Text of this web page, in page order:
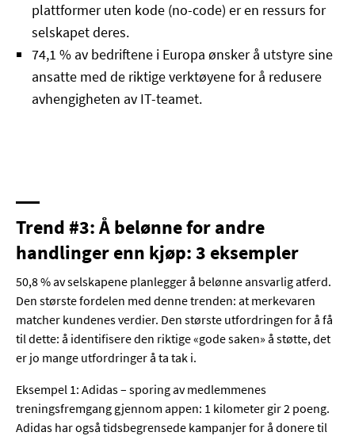
plattformer uten kode (no-code) er en ressurs for
selskapet deres.
74,1 % av bedriftene i Europa ønsker å utstyre sine
ansatte med de riktige verktøyene for å redusere
avhengigheten av IT-teamet.
Trend #3: Å belønne for andre
handlinger enn kjøp: 3 eksempler
50,8 % av selskapene planlegger å belønne ansvarlig atferd.
Den største fordelen med denne trenden: at merkevaren
matcher kundenes verdier. Den største utfordringen for å få
til dette: å identifisere den riktige «gode saken» å støtte, det
er jo mange utfordringer å ta tak i.
Eksempel 1: Adidas – sporing av medlemmenes
treningsfremgang gjennom appen: 1 kilometer gir 2 poeng.
Adidas har også tidsbegrensede kampanjer for å donere til